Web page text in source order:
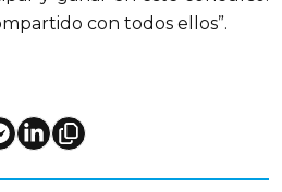
con todos ellos”.